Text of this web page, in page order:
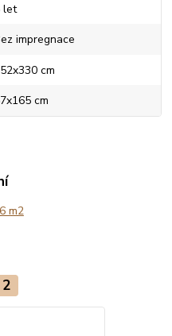
let
impregnace
cm
cm
m2
2